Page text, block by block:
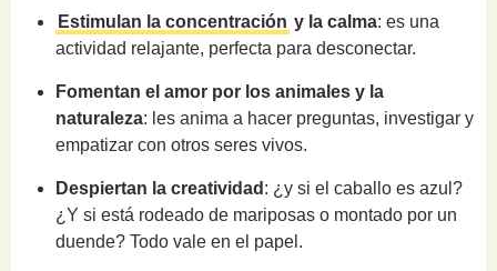
Estimulan la concentración y la calma: es una
actividad relajante, perfecta para desconectar.
Fomentan el amor por los animales y la
naturaleza: les anima a hacer preguntas, investigar y
empatizar con otros seres vivos.
Despiertan la creatividad : ¿y si el caballo es azul?
¿Y si está rodeado de mariposas o montado por un
duende? Todo vale en el papel.